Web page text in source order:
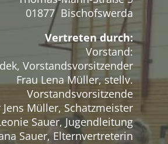
01877 Bischofswerda
Vertreten durch:
Vorstand:
Vorstandsvorsitzender
Frau Lena Müller, stellv.
Vorstandsvorsitzende
Jens Müller, Schatzmeister
Sauer, Jugendleitung
Sauer, Elternvertreterin